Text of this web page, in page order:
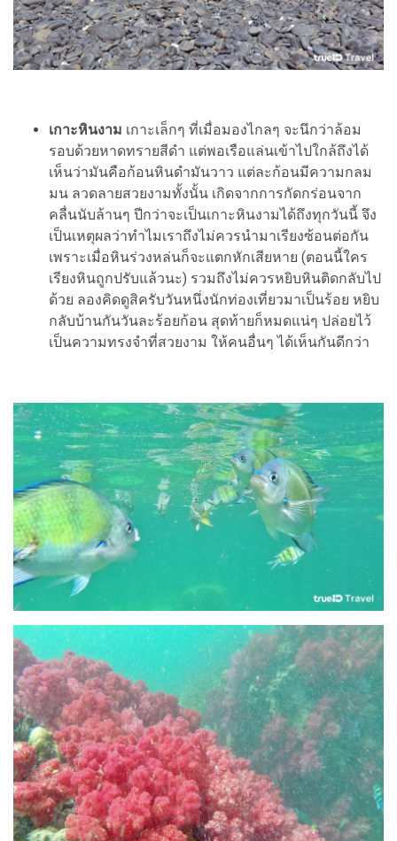
เกาะหินงาม เกาะเล็กๆ ที่เมื่อมองไกลๆ จะนึกว่าล้อม
รอบด้วยหาดทรายสีดำ แต่พอเรือแล่นเข้าไปใกล้ถึงได้
เห็นว่ามันคือก้อนหินดำมันวาว แต่ละก้อนมีความกลม
มน ลวดลายสวยงามทั้งนั้น เกิดจากการกัดกร่อนจาก
คลื่นนับล้านๆ ปีกว่าจะเป็นเกาะหินงามได้ถึงทุกวันนี้ จึง
เป็นเหตุผลว่าทำไมเราถึงไม่ควรนำมาเรียงซ้อนต่อกัน
เพราะเมื่อหินร่วงหล่นก็จะแตกหักเสียหาย (ตอนนี้ใคร
เรียงหินถูกปรับแล้วนะ) รวมถึงไม่ควรหยิบหินติดกลับไป
ด้วย ลองคิดดูสิครับวันหนึ่งนักท่องเที่ยวมาเป็นร้อย หยิบ
กลับบ้านกันวันละร้อยก้อน สุดท้ายก็หมดแน่ๆ ปล่อยไว้
เป็นความทรงจำที่สวยงาม ให้คนอื่นๆ ได้เห็นกันดีกว่า